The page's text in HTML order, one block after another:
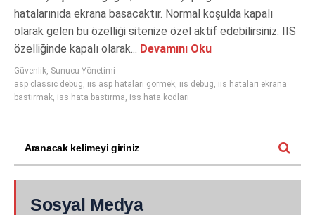
hatalarınıda ekrana basacaktır. Normal koşulda kapalı
olarak gelen bu özelliği sitenize özel aktif edebilirsiniz. IIS
özelliğinde kapalı olarak... Devamını Oku
Güvenlik, Sunucu Yönetimi
asp classic debug, iis asp hataları görmek, iis debug, iis hataları ekrana
bastırmak, iss hata bastırma, iss hata kodları
Sosyal Medya